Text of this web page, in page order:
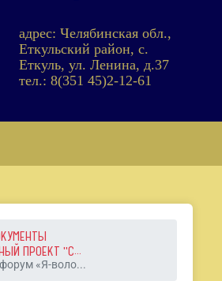
адрес: Челябинская обл.,
Еткульский район, с.
Еткуль, ул. Ленина, д.37
тел.: 8(351 45)2-12-61
ПРОЕКТ "С...
«Я-воло...